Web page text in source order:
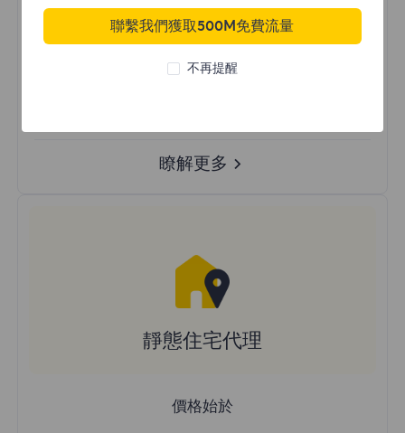
不限流量使用
全球超過50個地區
瞭解更多
靜態住宅代理
價格始於
聯繫我們獲取500M免費流量
不再提醒